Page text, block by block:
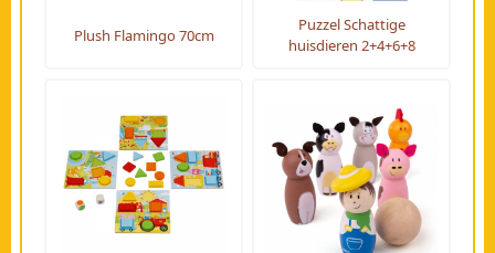
Plush Flamingo 70cm
Puzzel Schattige
huisdieren 2+4+6+8